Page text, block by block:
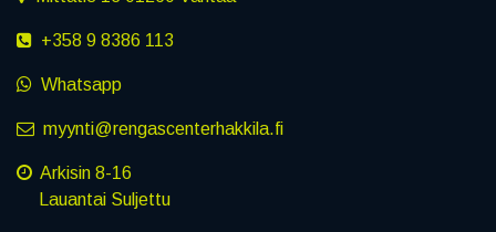
+358 9 8386 113
Whatsapp
myynti@rengascenterhakkila.fi
Arkisin 8-16
Lauantai Suljettu